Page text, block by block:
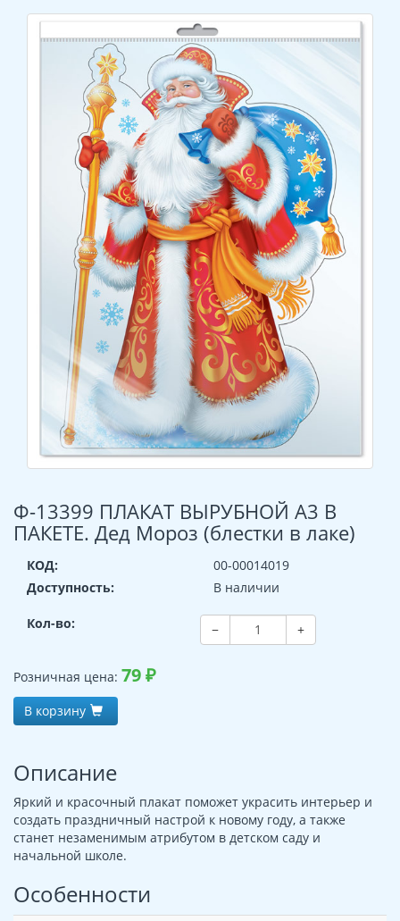
Ф-13399 ПЛАКАТ ВЫРУБНОЙ А3 В
ПАКЕТЕ. Дед Мороз (блестки в лаке)
КОД:
00-00014019
Доступность:
В наличии
Кол-во: − +
Розничная цена: 79₽
В корзину
Описание
Яркий и красочный плакат поможет украсить интерьер и
создать праздничный настрой к новому году, а также
станет незаменимым атрибутом в детском саду и
начальной школе.
Особенности